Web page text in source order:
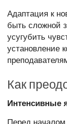
Адаптация к
быть сложной
усугубить
установление
Как
Интенсивные
Перед началом